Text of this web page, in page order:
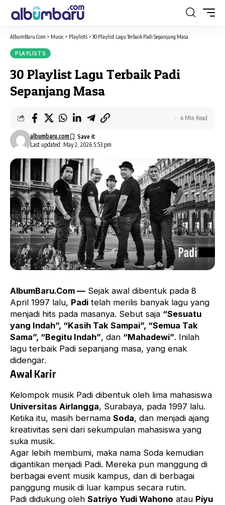
AlbumBaru.Com > Music > Playlists > 30 Playlist Lagu Terbaik Padi Sepanjang Masa
PLAYLISTS
30 Playlist Lagu Terbaik Padi
Sepanjang Masa
Last updated: May 2, 2026 5:53 pm
albumbaru.com
4 Min Read
AlbumBaru.Com — Sejak awal dibentuk pada 8
April 1997 lalu, Padi telah merilis banyak lagu yang
menjadi hits pada masanya. Sebut saja “Sesuatu
yang Indah”, “Kasih Tak Sampai”, “Semua Tak
Sama”, “Begitu Indah”, dan “Mahadewi”. Inilah
lagu terbaik Padi sepanjang masa, yang enak
didengar.
Awal Karir
Kelompok musik Padi dibentuk oleh lima mahasiswa
Universitas Airlangga, Surabaya, pada 1997 lalu.
Ketika itu, masih bernama Soda, dan menjadi ajang
kreativitas seni dari sekumpulan mahasiswa yang
suka musik.
Agar lebih membumi, maka nama Soda kemudian
digantikan menjadi Padi. Mereka pun manggung di
berbagai event musik kampus, dan di berbagai
panggung musik di luar kampus secara rutin.
Padi didukung oleh Satriyo Yudi Wahono atau Piyu